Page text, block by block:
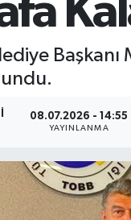
08.07.2026 - 14:55
YAYINLANMA